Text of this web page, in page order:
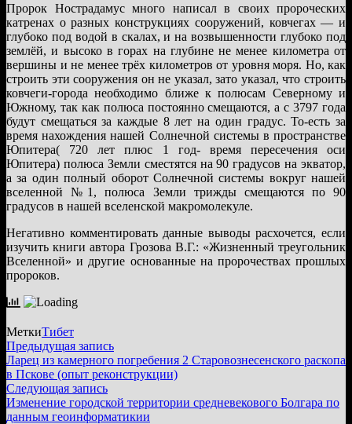
Пророк Нострадамус много написал в своих пророческих
катренах о разных конструкциях сооружений, ковчегах — и
глубоко под водой в скалах, и на возвышенности глубоко под
землёй, и высоко в горах на глубине не менее километра от
вершины и не менее трёх километров от уровня моря. Но, как
строить эти сооружения он не указал, зато указал, что строить
ковчеги-города необходимо ближе к полюсам Северному и
Южному, так как полюса постоянно смещаются, а с 3797 года
будут смещаться за каждые 8 лет на один градус. То-есть за
время нахождения нашей Солнечной системы в пространстве
Юпитера( 720 лет плюс 1 год- время пересечения оси
Юпитера) полюса Земли сместятся на 90 градусов на экватор,
а за один полный оборот Солнечной системы вокруг нашей
вселенной №1, полюса Земли трижды смещаются по 90
градусов в нашей вселенской макромолекуле.
Негативно комментировать данные выводы расхочется, если
изучить книги автора Грозова В.Г.: «Жизненный треугольник
Вселенной» и другие основанные на пророчествах прошлых
пророков.
МеткиТибет
Навигация
по
записям
Предыдущая записьПредыдущая
запись:
Ларец из камерного погребения 2 Старовознесенского раскопа
в Пскове (опыт реконструкции)
Следующая записьСледующая
запись:
Изменение городской территории средневекового Болгара по
данным геоинформатикии